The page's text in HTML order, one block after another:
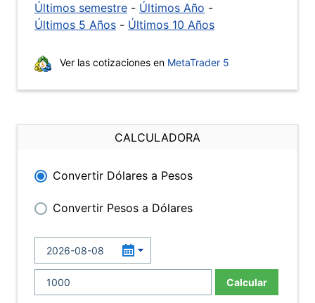
Últimos semestre - Últimos Año -
Últimos 5 Años - Últimos 10 Años
Ver las cotizaciones en MetaTrader 5
CALCULADORA
Convertir Dólares a Pesos
Convertir Pesos a Dólares
Calcular